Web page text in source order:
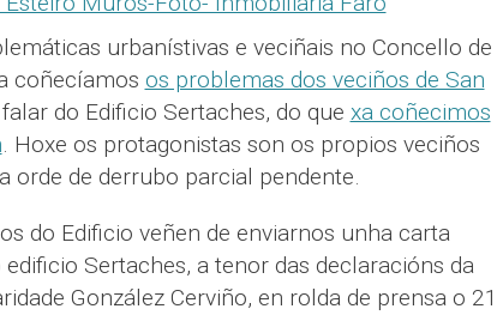
urbanístivas e veciñais no Concello de
coñecíamos os problemas dos veciños de San
do Edificio Sertaches, do que xa coñecimos
. Hoxe os protagonistas son os propios veciños
orde de derrubo parcial pendente.
do Edificio veñen de enviarnos unha carta
Sertaches, a tenor das declaracións da
González Cerviño, en rolda de prensa o 21